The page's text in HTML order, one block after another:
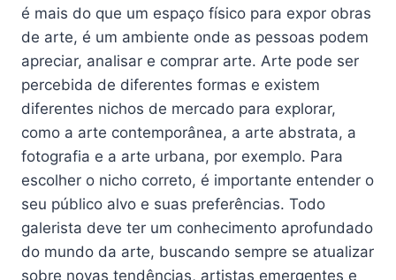
é mais do que um espaço físico para expor obras
de arte, é um ambiente onde as pessoas podem
apreciar, analisar e comprar arte. Arte pode ser
percebida de diferentes formas e existem
diferentes nichos de mercado para explorar,
como a arte contemporânea, a arte abstrata, a
fotografia e a arte urbana, por exemplo. Para
escolher o nicho correto, é importante entender o
seu público alvo e suas preferências. Todo
galerista deve ter um conhecimento aprofundado
do mundo da arte, buscando sempre se atualizar
sobre novas tendências, artistas emergentes e